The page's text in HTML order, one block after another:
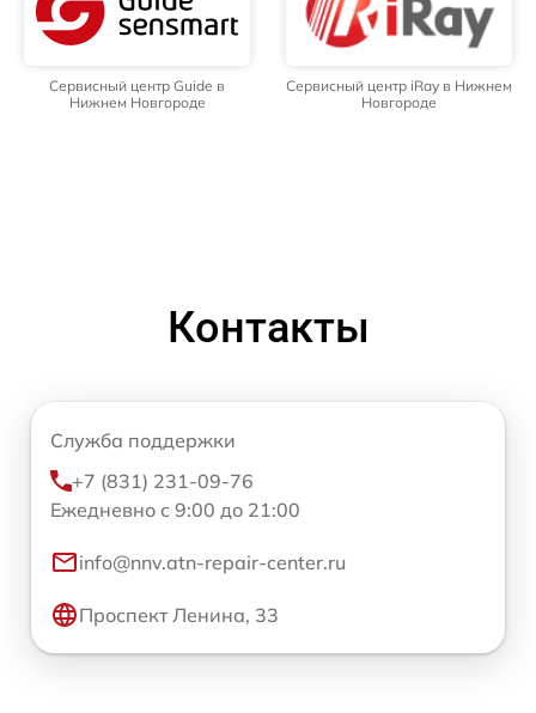
Сервисный центр Guide в
Нижнем Новгороде
Сервисный центр iRay в Нижнем
Новгороде
Контакты
Служба поддержки
+7 (831) 231-09-76
Ежедневно с 9:00 до 21:00
info@nnv.atn-repair-center.ru
Проспект Ленина, 33